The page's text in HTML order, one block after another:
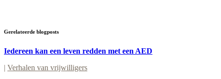
Gerelateerde blogposts
Iedereen kan een leven redden met een AED
| Verhalen van vrijwilligers